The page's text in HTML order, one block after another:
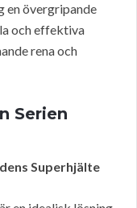
en övergripande
och effektiva
rena och
Serien
Superhjälte